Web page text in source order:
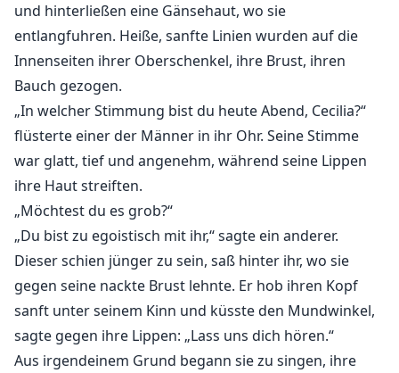
und hinterließen eine Gänsehaut, wo sie
entlangfuhren. Heiße, sanfte Linien wurden auf die
Innenseiten ihrer Oberschenkel, ihre Brust, ihren
Bauch gezogen.
„In welcher Stimmung bist du heute Abend, Cecilia?“
flüsterte einer der Männer in ihr Ohr. Seine Stimme
war glatt, tief und angenehm, während seine Lippen
ihre Haut streiften.
„Möchtest du es grob?“
„Du bist zu egoistisch mit ihr,“ sagte ein anderer.
Dieser schien jünger zu sein, saß hinter ihr, wo sie
gegen seine nackte Brust lehnte. Er hob ihren Kopf
sanft unter seinem Kinn und küsste den Mundwinkel,
sagte gegen ihre Lippen: „Lass uns dich hören.“
Aus irgendeinem Grund begann sie zu singen, ihre